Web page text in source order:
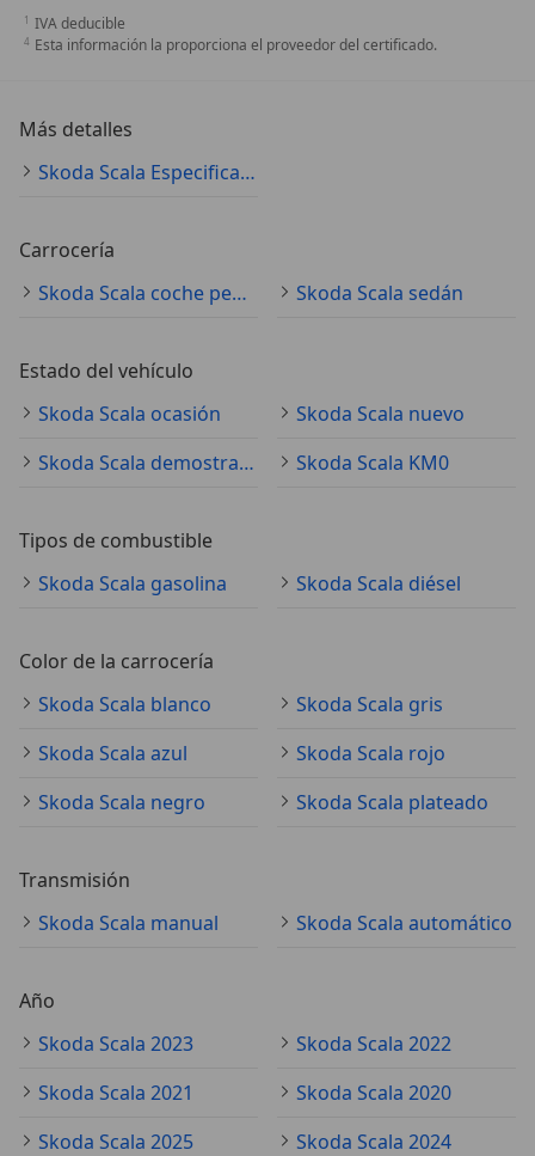
IVA deducible
Esta información la proporciona el proveedor del certificado.
Más detalles
Skoda Scala Especificaciones técnicas
Carrocería
Skoda Scala coche pequeño
Skoda Scala sedán
Estado del vehículo
Skoda Scala ocasión
Skoda Scala nuevo
Skoda Scala demostración
Skoda Scala KM0
Tipos de combustible
Skoda Scala gasolina
Skoda Scala diésel
Color de la carrocería
Skoda Scala blanco
Skoda Scala gris
Skoda Scala azul
Skoda Scala rojo
Skoda Scala negro
Skoda Scala plateado
Transmisión
Skoda Scala manual
Skoda Scala automático
Año
Skoda Scala 2023
Skoda Scala 2022
Skoda Scala 2021
Skoda Scala 2020
Skoda Scala 2025
Skoda Scala 2024